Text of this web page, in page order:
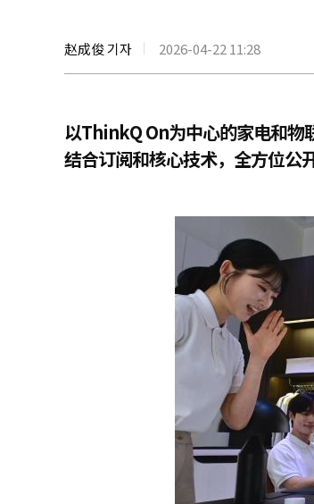
赵成俊 기자 2026-04-22 11:28
以ThinkQ On为中心的家电和物
结合订阅和核心技术，全方位公